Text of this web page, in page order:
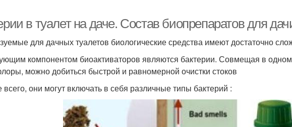
в туалет на даче. Состав биопрепаратов для
для дачных туалетов биологические средства имеют достаточно
компонентом биоактиваторов являются бактерии. Совмещая в
можно добиться быстрой и равномерной очистки стоков
они могут включать в себя различные типы бактерий :